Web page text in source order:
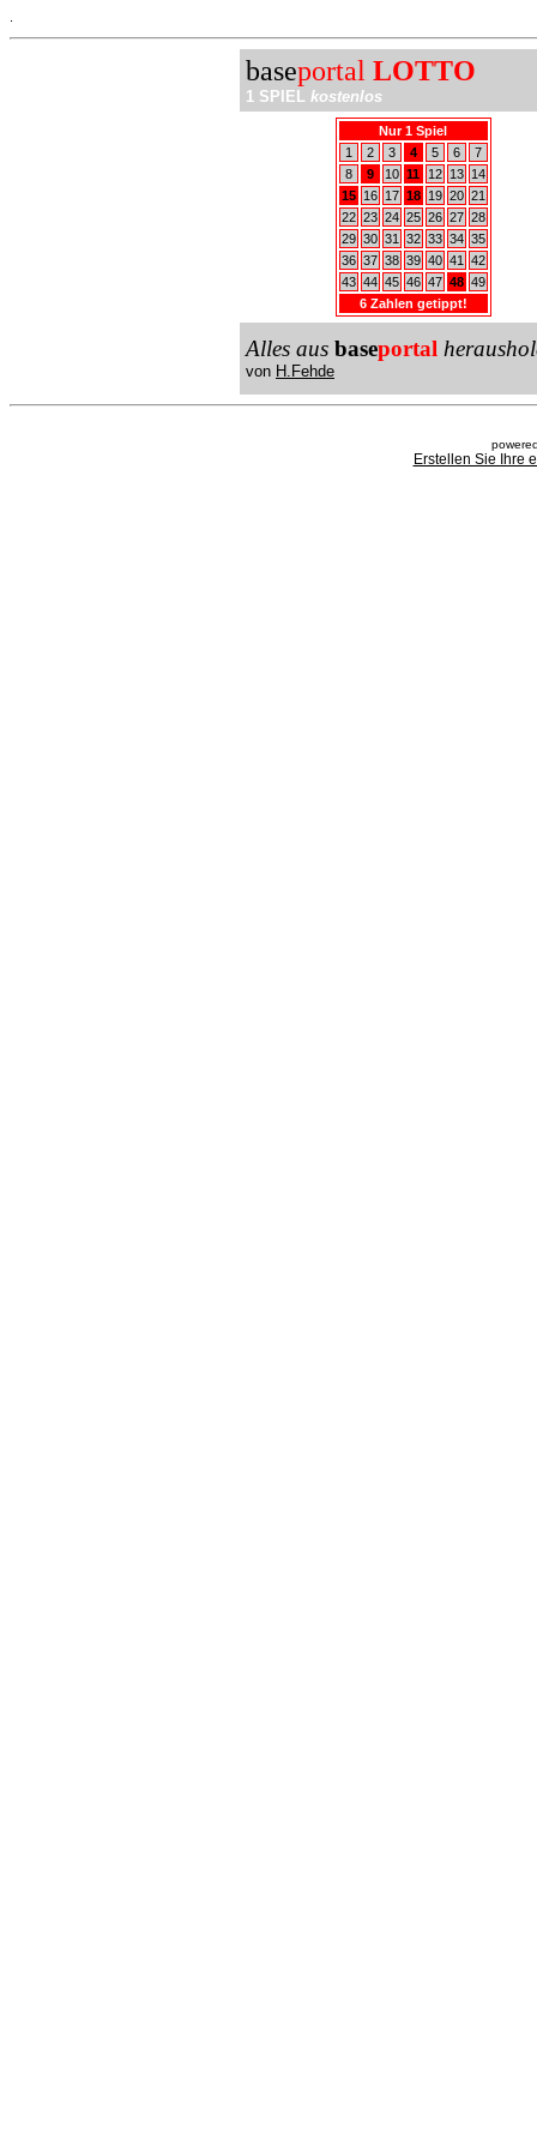
baseportal LOTTO
1 SPIEL kostenlos
Nur 1 Spiel
1
2 3 4 5 6
7
8
9 10 11 12 13
14
15
16 17 18 19 20 21
22 23 24 25 26 27 28
29 30 31 32 33 34 35
36 37 38 39 40 41
42
43 44 45 46 47 48 49
6 Zahlen getippt!
Alles aus baseportal
von H.Fehde
Erstellen Sie Ihre